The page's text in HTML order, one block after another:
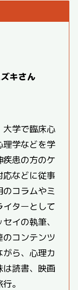
キさん
大学で臨床心
理学などを学
患の方のケ
応などに従事
コラムやミ
ターとして
イの執筆、
コンテンツ
ら、心理カ
は読書、映画
。